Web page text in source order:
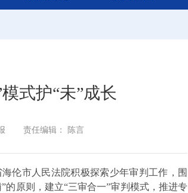
式护“未”成长
责任编辑： 陈言
伦市人民法院积极探索少年审判工作，围
的原则，建立“三审合一”审判模式，推进专